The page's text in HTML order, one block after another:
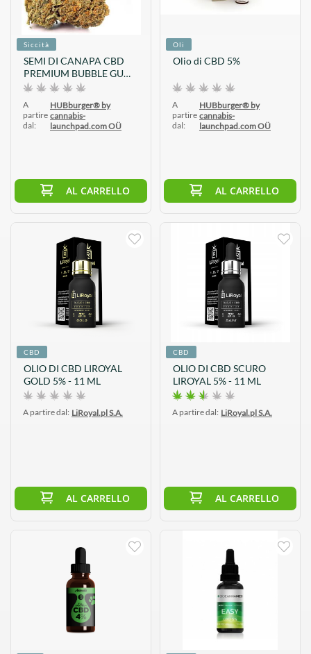
Siccità
SEMI DI CANAPA CBD
PREMIUM BUBBLE GUM
10G
A
partire
dal:
HUBburger® by
cannabis-
launchpad.com OÜ
AL CARRELLO
Oli
Olio di CBD 5%
A
partire
dal:
HUBburger® by
cannabis-
launchpad.com OÜ
AL CARRELLO
CBD
OLIO DI CBD LIROYAL
GOLD 5% - 11 ML
A partire dal: LiRoyal.pl S.A.
AL CARRELLO
CBD
OLIO DI CBD SCURO
LIROYAL 5% - 11 ML
A partire dal: LiRoyal.pl S.A.
AL CARRELLO